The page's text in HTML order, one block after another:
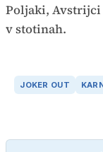
Poljaki,
v stotinah.
JOKER OUT